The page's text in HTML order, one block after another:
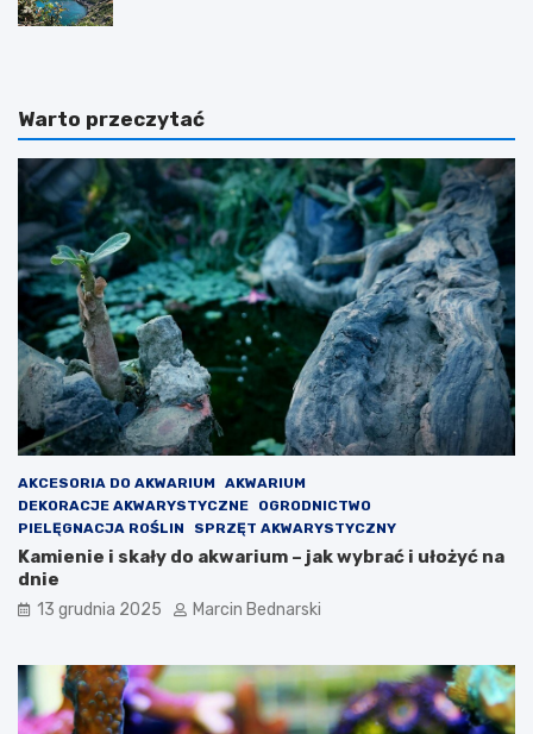
Warto przeczytać
AKCESORIA DO AKWARIUM
AKWARIUM
DEKORACJE AKWARYSTYCZNE
OGRODNICTWO
PIELĘGNACJA ROŚLIN
SPRZĘT AKWARYSTYCZNY
Kamienie i skały do akwarium – jak wybrać i ułożyć na
dnie
13 grudnia 2025 Marcin Bednarski